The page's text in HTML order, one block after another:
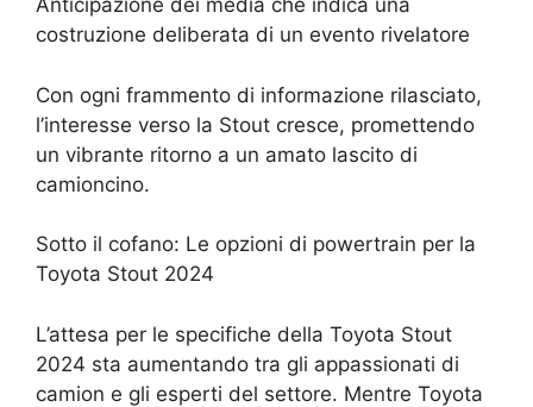
Anticipazione dei media che indica una
costruzione deliberata di un evento rivelatore
Con ogni frammento di informazione rilasciato,
l’interesse verso la Stout cresce, promettendo
un vibrante ritorno a un amato lascito di
camioncino.
Sotto il cofano: Le opzioni di powertrain per la
Toyota Stout 2024
L’attesa per le specifiche della Toyota Stout
2024 sta aumentando tra gli appassionati di
camion e gli esperti del settore. Mentre Toyota